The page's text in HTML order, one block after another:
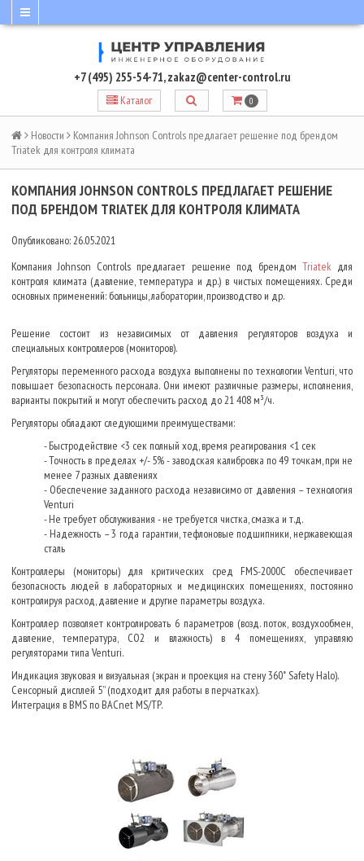
+7 (495) 255-54-71,zakaz@center-control.ru
Каталог 0
Новости
Компания Johnson Controls предлагает решение под брендом
Triatek для контроля климата
КОМПАНИЯ JOHNSON CONTROLS ПРЕДЛАГАЕТ РЕШЕНИЕ
ПОД БРЕНДОМ TRIATEK ДЛЯ КОНТРОЛЯ КЛИМАТА
Опубликовано: 26.05.2021
Компания Johnson Controls предлагает решение под брендом Triatekдля
контроля климата (давление, температура и др.) в чистых помещениях. Среди
основных применений: больницы, лаборатории, производство и др.
Решение состоит из независимых от давления регуляторов воздуха и
специальных контроллеров (мониторов).
Регуляторы переменного расхода воздуха выполнены по технологии Venturi, что
повышает безопасность персонала. Они имеют различные размеры, исполнения,
варианты покрытий и могут обеспечить расход до 21 408 м³/ч.
Регуляторы обладают следующими преимуществами:
- Быстродействие <3 сек полный ход, время реагирования <1 сек
- Точность в пределах +/- 5% - заводская калибровка по 49 точкам, при не
менее 7 разных давлениях
- Обеспечение заданного расхода независимо от давления – технология
Venturi
- Не требует обслуживания - не требуется чистка, смазка и т.д.
- Надежность – 3 года гарантии, тефлоновые подшипники, нержавеющая
сталь
Контроллеры (мониторы) для критических сред FMS-2000C обеспечивает
безопасность людей в лабораторных и медицинских помещениях, постоянно
контролируя расход, давление и другие параметры воздуха.
Контроллер позволяет контролировать 6 параметров (возд. поток, воздухообмен,
давление, температура, CO2 и влажность) в 4 помещениях, управляю
регуляторами типа Venturi.
Индикация звуковая и визуальная (экран и проекция на стену 360˚ Safety Halo).
Сенсорный дисплей 5” (подходит для работы в перчатках).
Интеграция в BMS по BACnet MS/TP.